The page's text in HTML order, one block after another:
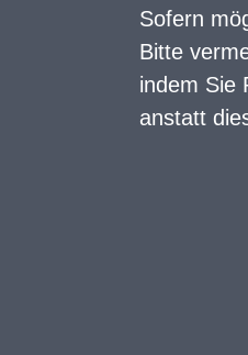
Sofern
Bitte
indem Sie
anstatt